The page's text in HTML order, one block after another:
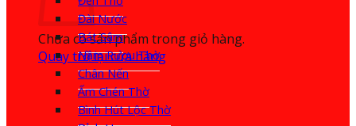
Chưa có sản phẩm trong giỏ hàng.
Quay trở lại cửa hàng
Đài Nước
Bát Sâm
Nậm Rượu Thờ
Chân Nến
Ấm Chén Thờ
Bình Hút Lộc Thờ